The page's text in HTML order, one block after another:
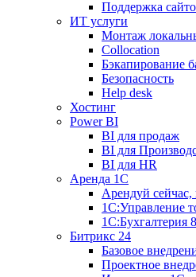
Поддержка
ИТ услуги
Монтаж
Collocation
Бэкапирование
Безопасность
Help desk
Хостинг
Power BI
BI для продаж
BI для
BI для HR
Аренда 1C
Арендуй
1С:Управление
1С:Бухгалтерия 8
Битрикс 24
Базовое
Проектное